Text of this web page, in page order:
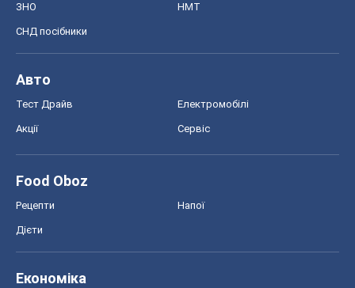
ЗНО НМТ
СНД посібники
Авто
Тест Драйв Електромобілі
Акції Сервіс
Food Oboz
Рецепти Напої
Дієти
Економіка